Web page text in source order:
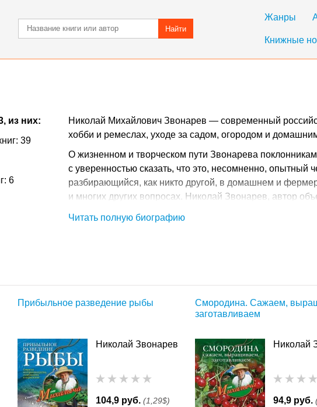
Жанры
Книжные
Найти
из них:
39
6
Читать полную биографию
Николай Михайлович Звонарев — современный
хобби и ремеслах, уходе за садом, огородом и
О жизненном и творческом пути Звонарева
с уверенностью сказать, что это, несомненно, опытный
разбирающийся, как никто другой, в домашнем и
и многих других вопросах. Николай Звонарев, автор
научно доказанными эффективными методами
«Прибыльное разведение кроликов. Породы,
«Прибыльное разведение поросят». Неоспоримо
«Пряные травы. Сажаем, выращиваем, заготавливаем,
обладателей фруктового сада произведения Николая
и «Садово-огородные хитрости. Постройки и
находок, проверенных на практике. Есть в его серии и
домовладельцев и всех, кто только стремится к
«Домашнее виноделие», «500 полезных советов
Прибыльное разведение рыбы
Николай Звонарев
104,9 руб. (1,29$)
Смородина. Сажаем,
заготавливаем
Николай
94,9 руб.